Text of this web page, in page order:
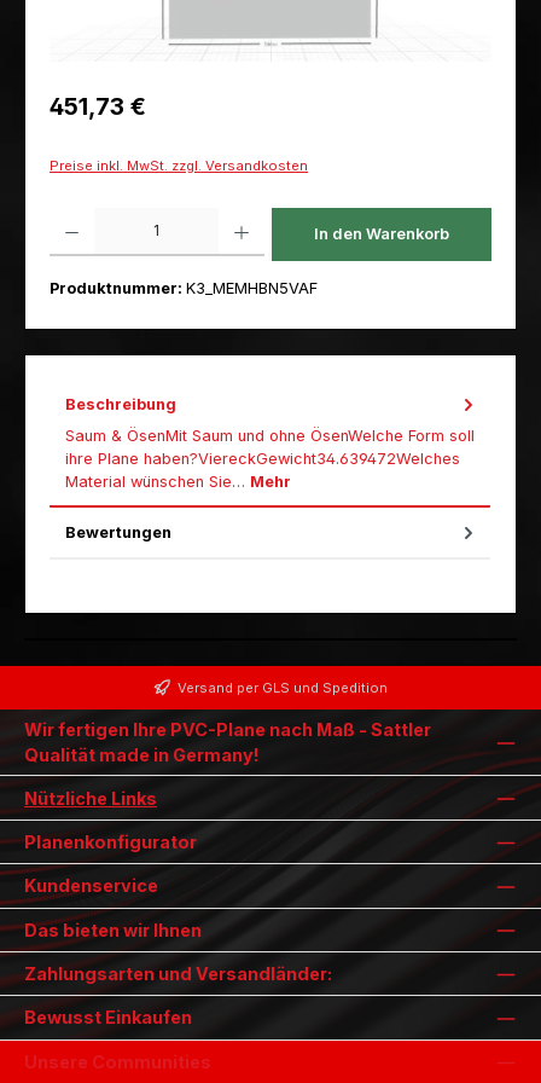
Regulärer Preis:
451,73 €
Preise inkl. MwSt. zzgl. Versandkosten
In den Warenkorb
Produktnummer: K3_MEMHBN5VAF
Beschreibung
Saum & ÖsenMit Saum und ohne ÖsenWelche Form soll
ihre Plane haben?ViereckGewicht34.639472Welches
Material wünschen Sie… Mehr
Bewertungen
Versand per GLS und Spedition
Wir fertigen Ihre PVC-Plane nach Maß - Sattler
Qualität made in Germany!
Nützliche Links
Planenkonfigurator
Kundenservice
Das bieten wir Ihnen
Zahlungsarten und Versandländer:
Bewusst Einkaufen
Unsere Communities